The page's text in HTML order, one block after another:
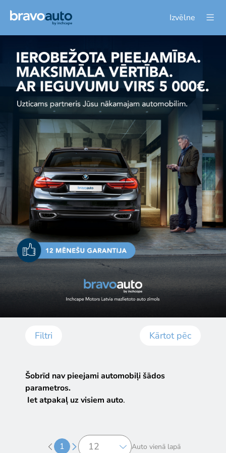
Izvēlne
Filtri Kārtot pēc
Šobrīd nav pieejami automobiļi šādos
parametros.
Iet atpakaļ uz visiem auto.
1 Auto vienā lapā